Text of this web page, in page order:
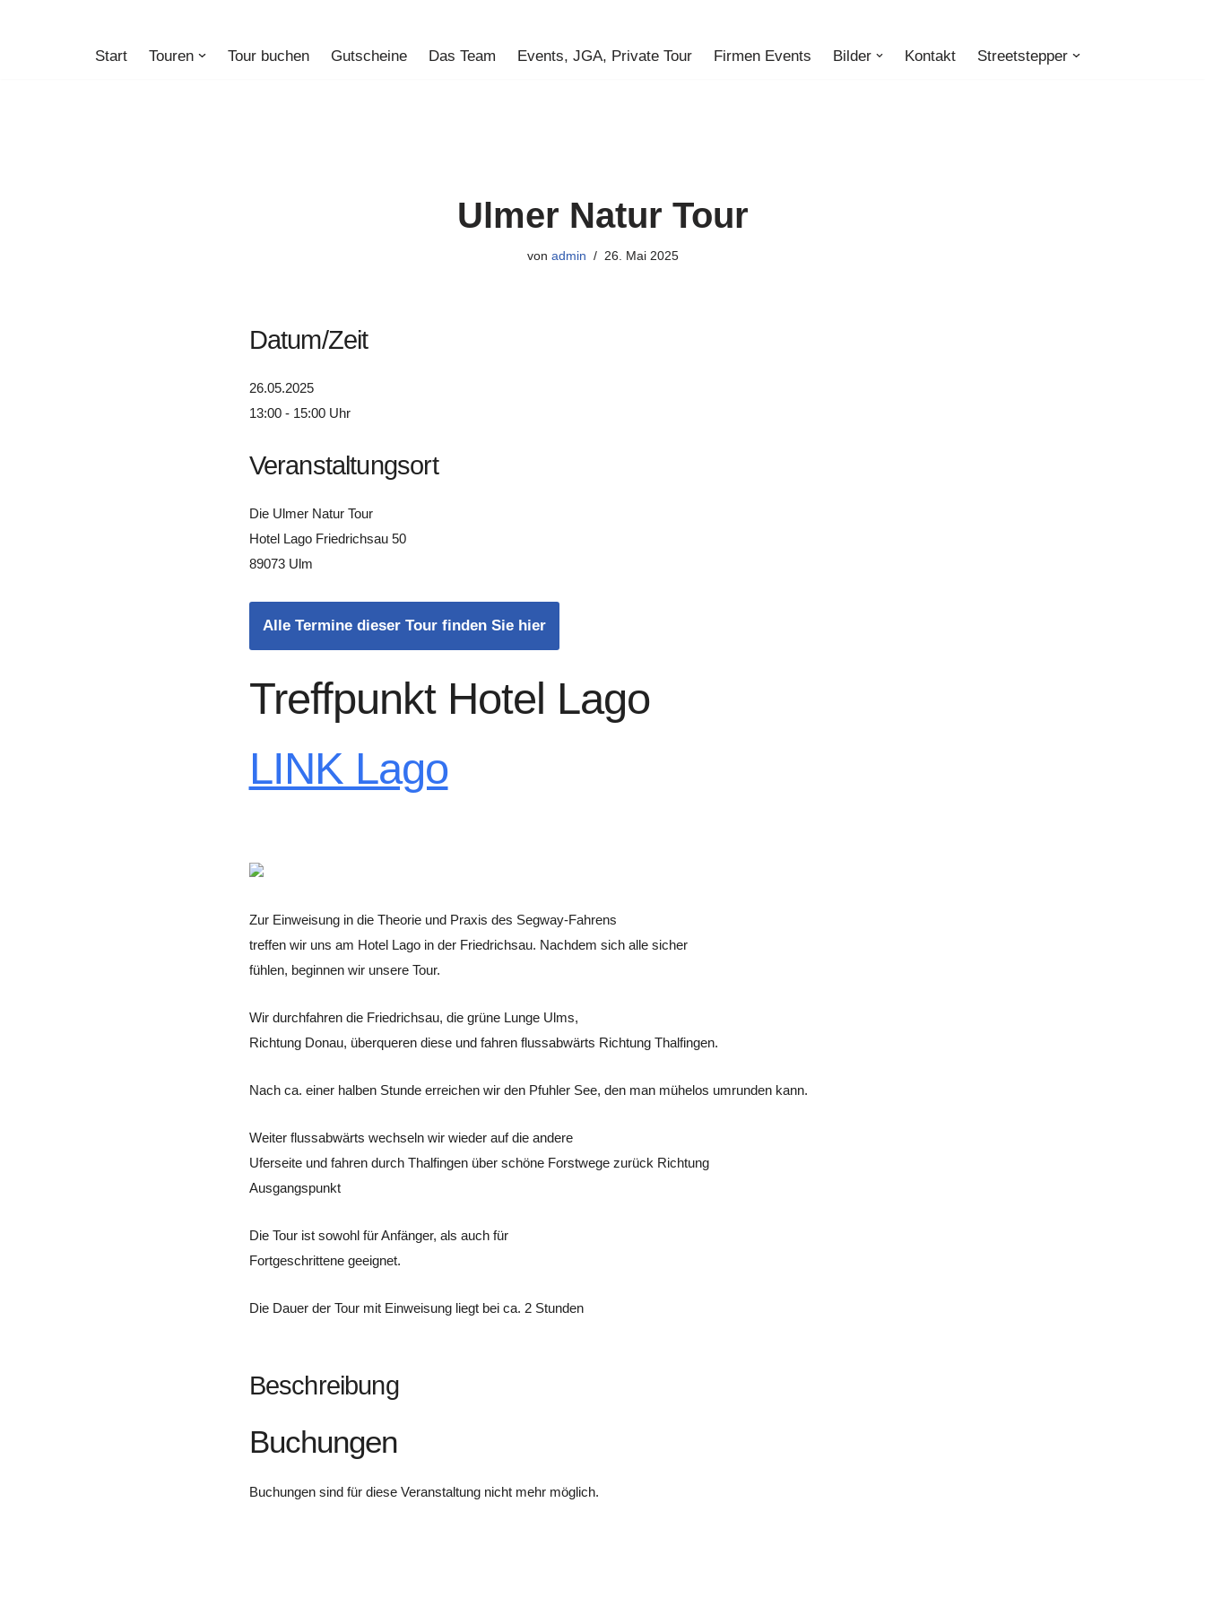
Start Touren Tour buchen Gutscheine Das Team Events, JGA, Private Tour Firmen Events Bilder Kontakt Streetstepper
Ulmer Natur Tour
von admin 26. Mai 2025
Datum/Zeit
26.05.2025
13:00 - 15:00 Uhr
Veranstaltungsort
Die Ulmer Natur Tour
Hotel Lago Friedrichsau 50
89073 Ulm
Alle Termine dieser Tour finden Sie hier
Treffpunkt Hotel Lago
LINK Lago
Zur Einweisung in die Theorie und Praxis des Segway-Fahrens
treffen wir uns am Hotel Lago in der Friedrichsau. Nachdem sich alle sicher
fühlen, beginnen wir unsere Tour.
Wir durchfahren die Friedrichsau, die grüne Lunge Ulms,
Richtung Donau, überqueren diese und fahren flussabwärts Richtung Thalfingen.
Nach ca. einer halben Stunde erreichen wir den PfuhlerSee, den man mühelos umrunden kann.
Weiter flussabwärts wechseln wir wieder auf die andere
Uferseite und fahren durch Thalfingen über schöne Forstwege zurück Richtung
Ausgangspunkt
Die Tour ist sowohl für Anfänger, als auch für
Fortgeschrittene geeignet.
Die Dauer der Tour mit Einweisung liegt bei ca. 2 Stunden
Beschreibung
Buchungen
Buchungen sind für diese Veranstaltung nicht mehr möglich.